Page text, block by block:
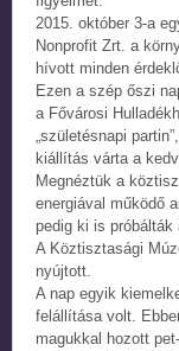
2015. október 3-a
Nonprofit Zrt. a
hívott minden
Ezen a szép őszi
a Fővárosi
„születésnapi
kiállítás várta a
Megnéztük a
energiával működő
pedig ki is próbálták
A Köztisztasági
nyújtott.
A nap egyik
felállítása volt.
magukkal hozott